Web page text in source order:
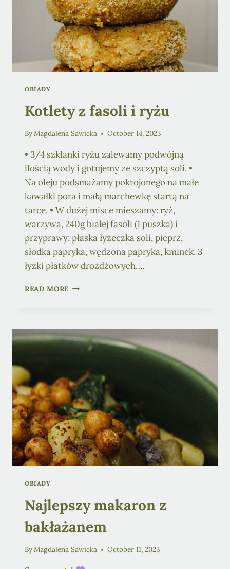
OBIADY
Kotlety z fasoli i ryżu
ByMagdalena Sawicka October 14, 2023
• 3/4 szklanki ryżu zalewamy podwójną
ilością wody i gotujemy ze szczyptą soli. •
Na oleju podsmażamy pokrojonego na małe
kawałki pora i małą marchewkę startą na
tarce. • W dużej misce mieszamy: ryż,
warzywa, 240g białej fasoli (1 puszka) i
przyprawy: płaska łyżeczka soli, pieprz,
słodka papryka, wędzona papryka, kminek, 3
łyżki płatków drożdżowych….
READ MORE KOTLETY
RYŻU
OBIADY
Najlepszy makaron z
bakłażanem
ByMagdalena Sawicka October 11, 2023